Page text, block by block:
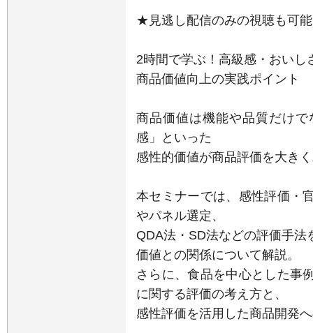
★見逃し配信のみの視聴も可
2時間で学ぶ！高級感・おい
商品価値向上の実践ポイント
商品価値は機能や品質だけ
感」といった
感性的価値が商品評価を大き
本セミナーでは、感性評価・
やパネル選定、
QDA法・SD法などの評価手
価値との関係について解説。
さらに、食品を中心とした事
に関する評価の考え方と、
感性評価を活用した商品開発